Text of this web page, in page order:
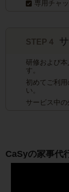
専用チャ
STEP４
研修および
す。
初めてご利
い。
サービス中の
CaSyの家事代